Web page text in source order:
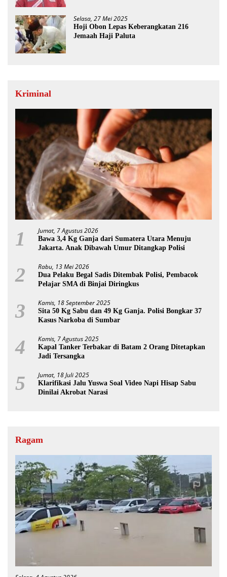
Selasa, 27 Mei 2025
Hoji Obon Lepas Keberangkatan 216
Jemaah Haji Paluta
Kriminal
1 Jumat, 7 Agustus 2026
Bawa 3,4 Kg Ganja dari Sumatera Utara Menuju
Jakarta. Anak Dibawah Umur Ditangkap Polisi
2 Rabu, 13 Mei 2026
Dua Pelaku Begal Sadis Ditembak Polisi, Pembacok
Pelajar SMA di Binjai Diringkus
3 Kamis, 18 September 2025
Sita 50 Kg Sabu dan 49 Kg Ganja. Polisi Bongkar 37
Kasus Narkoba di Sumbar
4 Kamis, 7 Agustus 2025
Kapal Tanker Terbakar di Batam 2 Orang Ditetapkan
Jadi Tersangka
5 Jumat, 18 Juli 2025
Klarifikasi Jalu Yuswa Soal Video Napi Hisap Sabu
Dinilai Akrobat Narasi
Ragam